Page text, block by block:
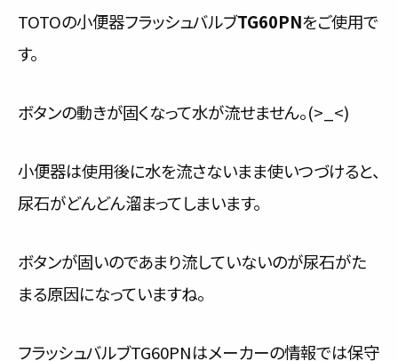
TOTOの小便器フラッシュバルブTG60PNをご使用で
す。
ボタンの動きが固くなって水が流せません。(>_<)
小便器は使用後に水を流さないまま使いつづけると、
尿石がどんどん溜まってしまいます。
ボタンが固いのであまり流していないのが尿石がた
まる原因になっていますね。
フラッシュバルブTG60PNはメーカーの情報では保守